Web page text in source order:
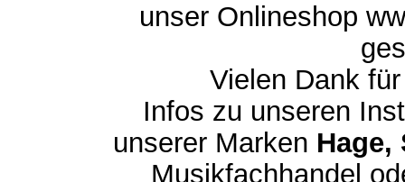
unser Onlineshop
Vielen Dank
Infos zu unseren
unserer Marken Hage,
Musikfachhandel